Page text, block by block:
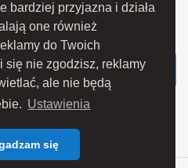
bardziej przyjazna i działa
one również
do Twoich
się nie zgodzisz, reklamy
ale nie będą
Ustawienia
się
moich danych
w celach
dotyczącego własnych